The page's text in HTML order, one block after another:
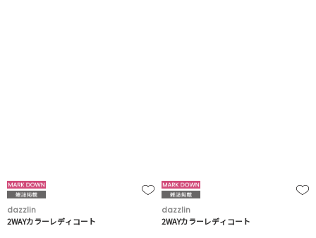
dazzlin
2WAYカラーレディコート
dazzlin
2WAYカラーレディコート